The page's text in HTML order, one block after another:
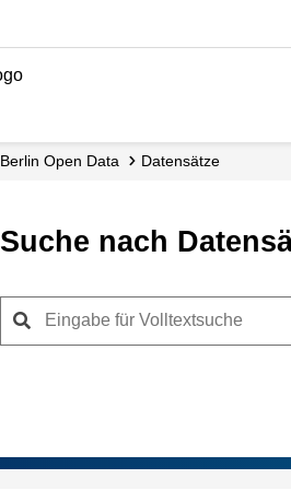
Berlin Open Data Datensätze
Suche nach